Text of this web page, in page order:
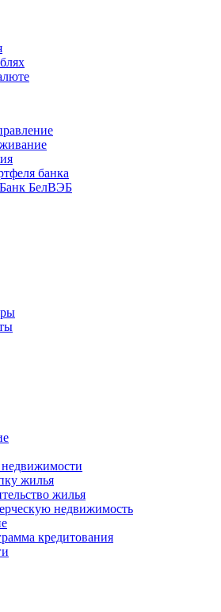
банка
БелВЭБ
жилья
жилья
недвижимость
кредитования